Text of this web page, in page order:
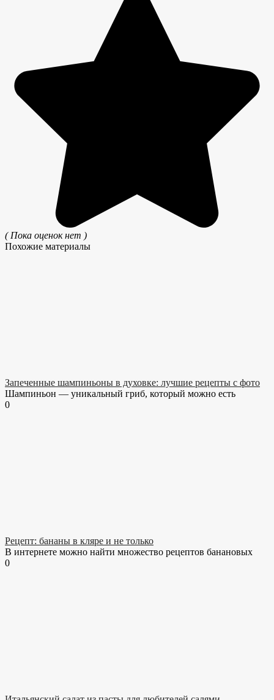
( Пока оценок нет )
Похожие материалы
Запеченные шампиньоны в духовке: лучшие рецепты с фото
Шампиньон — уникальный гриб, который можно есть
0
Рецепт: бананы в кляре и не только
В интернете можно найти множество рецептов банановых
0